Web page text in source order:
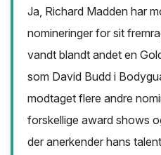
Ja, Richard Madden har
nomineringer for sit
vandt blandt andet en
som David Budd i
modtaget flere andre
forskellige award shows
der anerkender hans